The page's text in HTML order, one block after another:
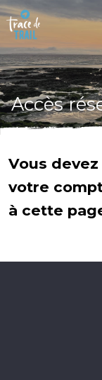
Accès
Vous
votre
à cette